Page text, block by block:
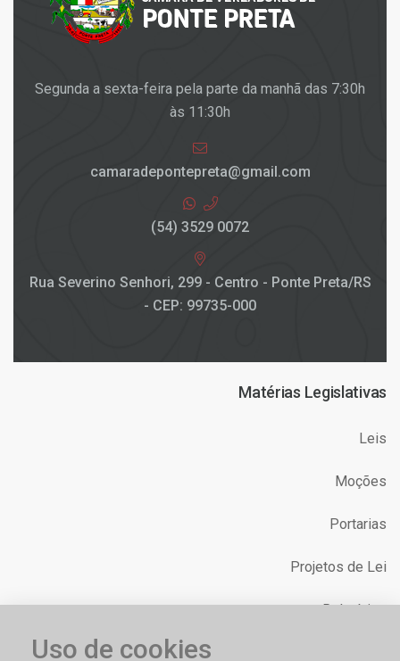
Segunda a sexta-feira pela parte da manhã das 7:30h
às 11:30h
camaradepontepreta@gmail.com
(54) 3529 0072
Rua Severino Senhori, 299 - Centro - Ponte Preta/RS
- CEP: 99735-000
Matérias Legislativas
Leis
Moções
Portarias
Projetos de Lei
Relatórios
Uso de cookies